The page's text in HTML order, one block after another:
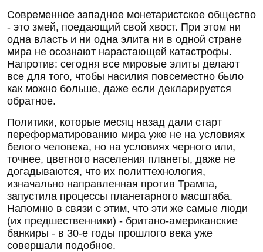
Современное западное монетаристское общество
- это змей, поедающий свой хвост. При этом ни
одна власть и ни одна элита ни в одной стране
мира не осознают нарастающей катастрофы.
Напротив: сегодня все мировые элиты делают
все для того, чтобы насилия повсеместно было
как можно больше, даже если декларируется
обратное.
Политики, которые месяц назад дали старт
переформатированию мира уже не на условиях
белого человека, но на условиях черного или,
точнее, цветного населения планеты, даже не
догадываются, что их политтехнология,
изначально направленная против Трампа,
запустила процессы планетарного масштаба.
Напомню в связи с этим, что эти же самые люди
(их предшественники) - британо-американские
банкиры - в 30-е годы прошлого века уже
совершали подобное.